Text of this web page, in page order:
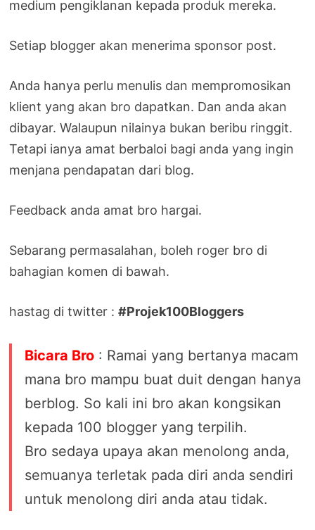
medium pengiklanan kepada produk mereka.
Setiap blogger akan menerima sponsor post.
Anda hanya perlu menulis dan mempromosikan
klient yang akan bro dapatkan. Dan anda akan
dibayar. Walaupun nilainya bukan beribu ringgit.
Tetapi ianya amat berbaloi bagi anda yang ingin
menjana pendapatan dari blog.
Feedback anda amat bro hargai.
Sebarang permasalahan, boleh roger bro di
bahagian komen di bawah.
hastag di twitter :#Projek100Bloggers
Bicara Bro : Ramai yang bertanya macam
mana bro mampu buat duit dengan hanya
berblog. So kali ini bro akan kongsikan
kepada 100 blogger yang terpilih.
Bro sedaya upaya akan menolong anda,
semuanya terletak pada diri anda sendiri
untuk menolong diri anda atau tidak.